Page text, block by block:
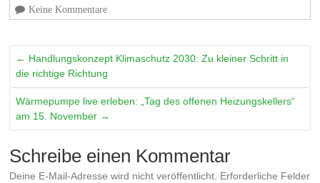
Keine Kommentare
← Handlungskonzept Klimaschutz 2030: Zu kleiner Schritt in
die richtige Richtung
Wärmepumpe live erleben: „Tag des offenen Heizungskellers“
am 15. November →
Schreibe einen Kommentar
Deine E-Mail-Adresse wird nicht veröffentlicht. Erforderliche Felder